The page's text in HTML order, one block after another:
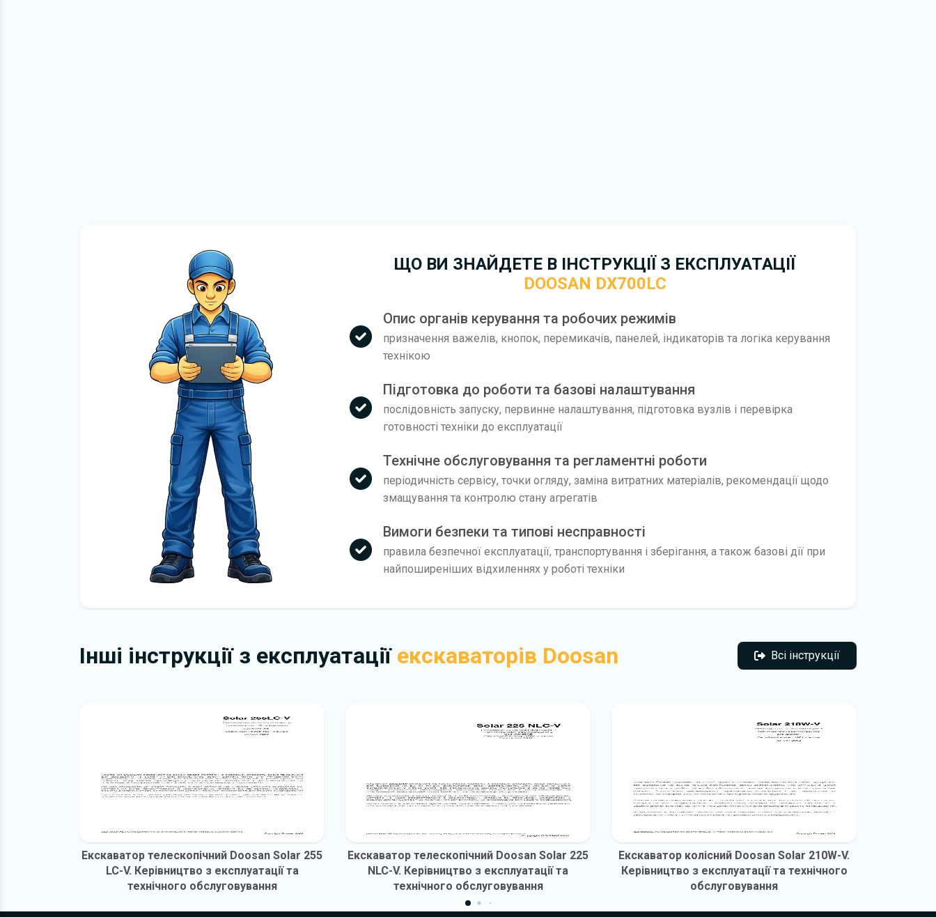
ЩО ВИ ЗНАЙДЕТЕ В ІНСТРУКЦІЇ З ЕКСПЛУАТАЦІЇ
DOOSAN DX700LC
Опис органів керування та робочих режимів
призначення важелів, кнопок, перемикачів, панелей, індикаторів та логіка керування
технікою
Підготовка до роботи та базові налаштування
послідовність запуску, первинне налаштування, підготовка вузлів і перевірка
готовності техніки до експлуатації
Технічне обслуговування та регламентні роботи
періодичність сервісу, точки огляду, заміна витратних матеріалів, рекомендації щодо
змащування та контролю стану агрегатів
Вимоги безпеки та типові несправності
правила безпечної експлуатації, транспортування і зберігання, а також базові дії при
найпоширеніших відхиленнях у роботі техніки
Інші інструкції з експлуатації екскаваторів Doosan Всі інструкції
Всі інструкції
Екскаватор телескопічний Doosan Solar 255
LC-V. Керівництво з експлуатації та
технічного обслуговування
Екскаватор телескопічний Doosan Solar 225
NLC-V. Керівництво з експлуатації та
технічного обслуговування
Екскаватор колісний Doosan Solar 210W-V.
Керівництво з експлуатації та технічного
обслуговування